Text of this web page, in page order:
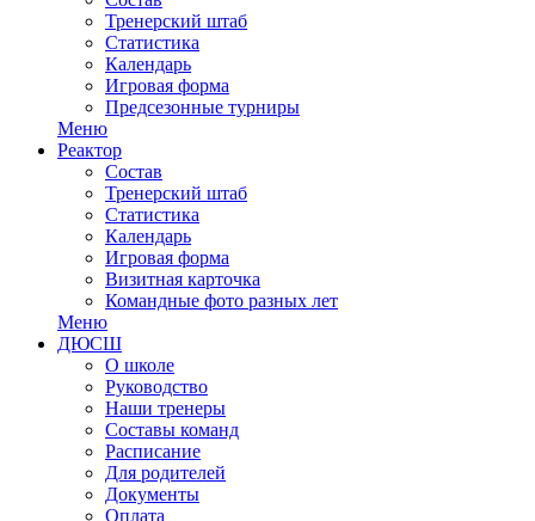
Тренерский штаб
Статистика
Календарь
Игровая форма
Предсезонные турниры
Меню
Реактор
Состав
Тренерский штаб
Статистика
Календарь
Игровая форма
Визитная карточка
Командные фото разных лет
Меню
ДЮСШ
О школе
Руководство
Наши тренеры
Составы команд
Расписание
Для родителей
Документы
Оплата